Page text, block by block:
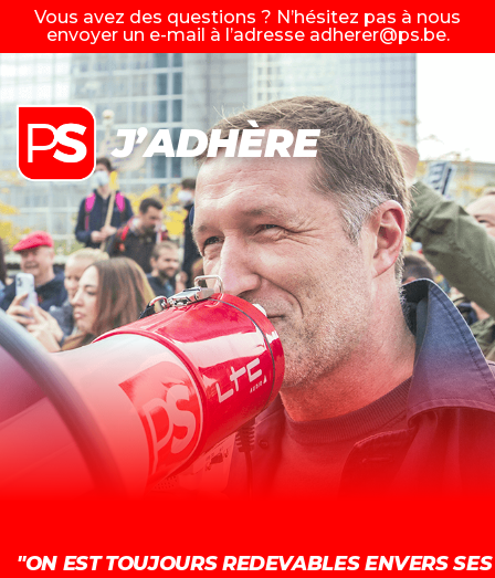
Vous avez des questions ? N’hésitez pas à nous
envoyer un e-mail à l’adresse adherer@ps.be.
J’ADHÈRE
"ON EST TOUJOURS REDEVABLES ENVERS SES